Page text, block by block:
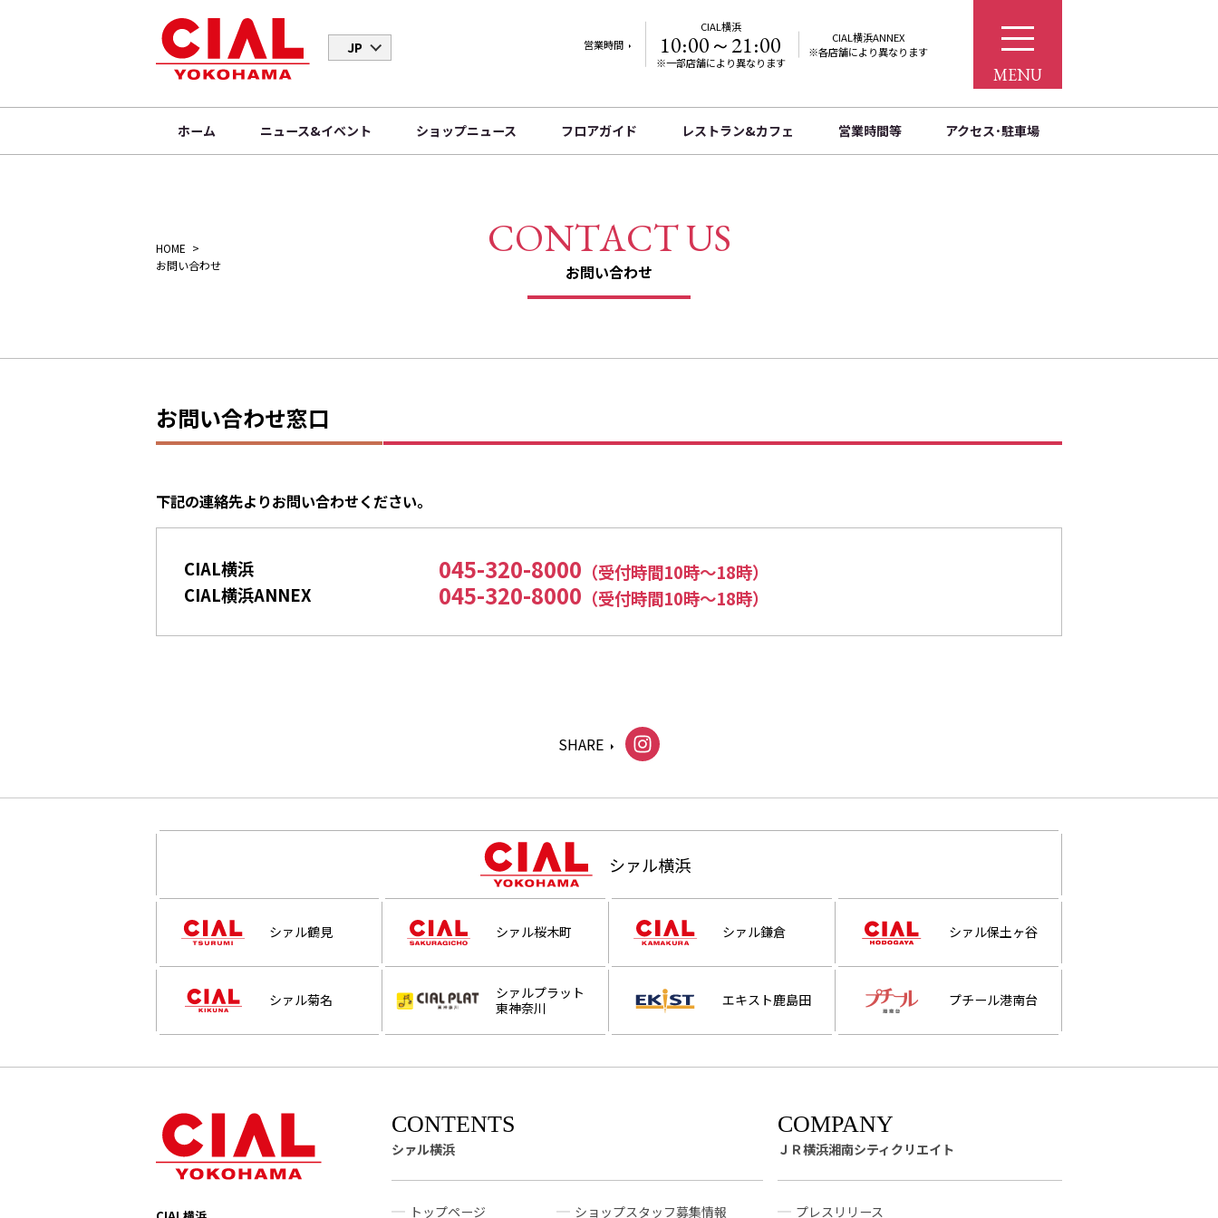
営業時間
CIAL横浜
10:00～21:00
※一部店舗により異なります
CIAL横浜ANNEX
※各店舗により異なります
MENU
ホーム ニュース&イベント ショップニュース フロアガイド レストラン&カフェ 営業時間等 アクセス･駐車場
JP
HOME
お問い合わせ
お問い合わせ窓口
下記の連絡先よりお問い合わせください。
CIAL横浜 045-320-8000 （受付時間10時〜18時）
CIAL横浜ANNEX
045-320-8000 （受付時間10時〜18時）
SHARE
シァル横浜
シァル鶴見 シァル桜木町 シァル鎌倉 シァル保土ヶ谷
シァル菊名
シァルプラット
東神奈川
エキスト鹿島田 プチール港南台
シァル横浜
トップページ ショップスタッフ募集情報
ＪＲ横浜湘南シティクリエイト
プレスリリース